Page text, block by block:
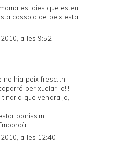
esl dies que esteu
cassola de peix esta
a les 9:52
no hia peix fresc...ni
per xuclar-lo!!!,
que vendra jo,
bonissim.
a les 12:40